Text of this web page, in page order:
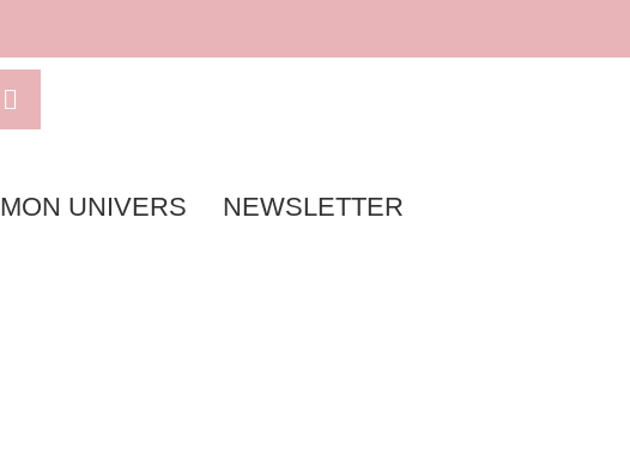
MON UNIVERS NEWSLETTER